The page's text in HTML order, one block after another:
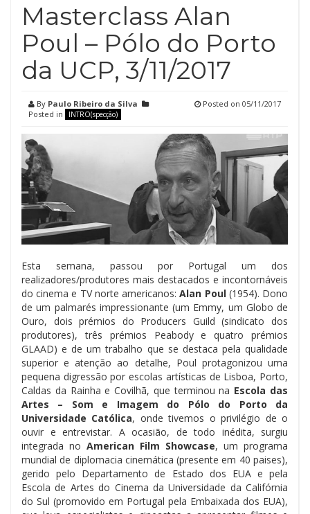
Masterclass Alan
Poul – Pólo do Porto
da UCP, 3/11/2017
By Paulo Ribeiro da Silva
Posted in
INTRO(specção)
Posted on 05/11/2017
Esta semana, passou por Portugal um dos
realizadores/produtores mais destacados e incontornáveis
do cinema e TV norte americanos:Alan Poul(1954). Dono
de um palmarés impressionante (um Emmy, um Globo de
Ouro, dois prémios do Producers Guild (sindicato dos
produtores), três prémios Peabody e quatro prémios
GLAAD) e de um trabalho que se destaca pela qualidade
superior e atenção ao detalhe, Poul protagonizou uma
pequena digressão por escolas artísticas de Lisboa, Porto,
Caldas da Rainha e Covilhã, que terminou na Escola das
Artes – Som e Imagem do Pólo do Porto da
Universidade Católica, onde tivemos o privilégio de o
ouvir e entrevistar. A ocasião, de todo inédita, surgiu
integrada no American Film Showcase, um programa
mundial de diplomacia cinemática (presente em 40 paises),
gerido pelo Departamento de Estado dos EUA e pela
Escola de Artes do Cinema da Universidade da Califórnia
do Sul (promovido em Portugal pela Embaixada dos EUA),